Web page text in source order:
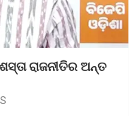
ରାଜନୀତିର ଅନ୍ତ